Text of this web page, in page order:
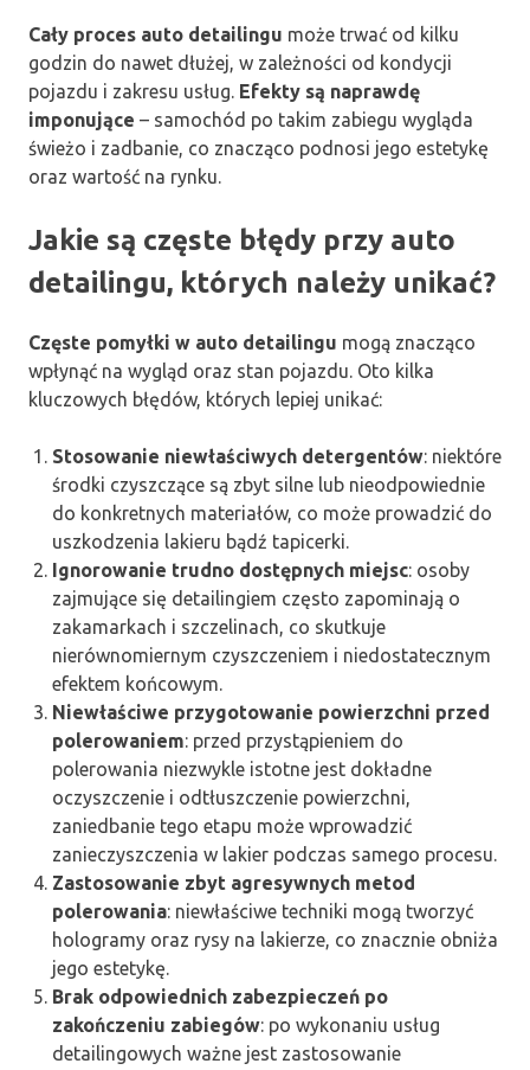
Cały proces auto detailingu może trwać od kilku
godzin do nawet dłużej, w zależności od kondycji
pojazdu i zakresu usług. Efekty są naprawdę
imponujące – samochód po takim zabiegu wygląda
świeżo i zadbanie, co znacząco podnosi jego estetykę
oraz wartość na rynku.
Jakie są częste błędy przy auto
detailingu, których należy unikać?
Częste pomyłki w auto detailingu mogą znacząco
wpłynąć na wygląd oraz stan pojazdu. Oto kilka
kluczowych błędów, których lepiej unikać:
Stosowanie niewłaściwych detergentów: niektóre
środki czyszczące są zbyt silne lub nieodpowiednie
do konkretnych materiałów, co może prowadzić do
uszkodzenia lakieru bądź tapicerki.
Ignorowanie trudno dostępnych miejsc: osoby
zajmujące się detailingiem często zapominają o
zakamarkach i szczelinach, co skutkuje
nierównomiernym czyszczeniem i niedostatecznym
efektem końcowym.
Niewłaściwe przygotowanie powierzchni przed
polerowaniem: przed przystąpieniem do
polerowania niezwykle istotne jest dokładne
oczyszczenie i odtłuszczenie powierzchni,
zaniedbanie tego etapu może wprowadzić
zanieczyszczenia w lakier podczas samego procesu.
Zastosowanie zbyt agresywnych metod
polerowania: niewłaściwe techniki mogą tworzyć
hologramy oraz rysy na lakierze, co znacznie obniża
jego estetykę.
Brak odpowiednich zabezpieczeń po
zakończeniu zabiegów: po wykonaniu usług
detailingowych ważne jest zastosowanie